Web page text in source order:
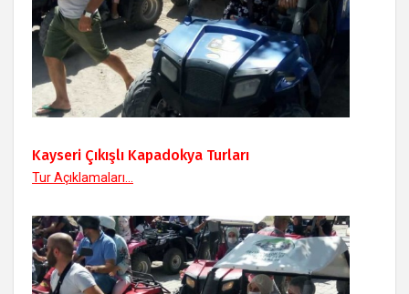
Kayseri Çıkışlı Kapadokya Turları
Tur Açıklamaları...